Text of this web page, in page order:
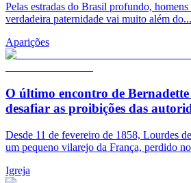
Pelas estradas do Brasil profundo,
verdadeira paternidade vai muito além do...
Aparições
O último encontro de
desafiar as proibições das
Desde 11 de fevereiro de 1858, Lourdes
um pequeno vilarejo da França, perdido
Igreja